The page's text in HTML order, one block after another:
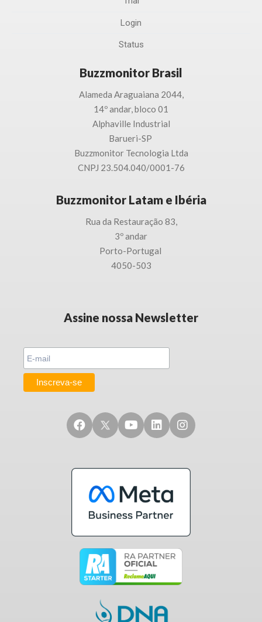
Login
Status
Buzzmonitor Brasil
Alameda Araguaiana 2044,
14º andar, bloco 01
Alphaville Industrial
Barueri-SP
Buzzmonitor Tecnologia Ltda
CNPJ 23.504.040/0001-76
Buzzmonitor Latam e Ibéria
Rua da Restauração 83,
3º andar
Porto-Portugal
4050-503
Assine nossa Newsletter